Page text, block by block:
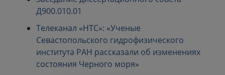
Д900.010.01
Телеканал «НТС»: «Ученые
Севастопольского гидрофизического
института РАН рассказали об изменениях
состояния Черного моря»